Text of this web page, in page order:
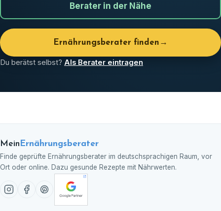
Berater in der Nähe
Ernährungsberater finden →
Du berätst selbst? Als Berater eintragen
Mein Ernährungsberater
Finde geprüfte Ernährungsberater im deutschsprachigen Raum, vor
Ort oder online. Dazu gesunde Rezepte mit Nährwerten.